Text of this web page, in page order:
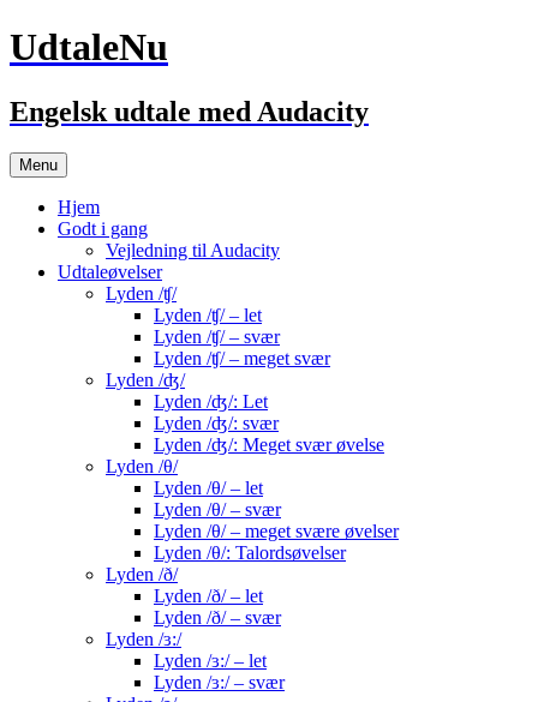
UdtaleNu
Engelsk udtale med Audacity
Menu Hop
til
indhold
Hjem
Godt i gang
Vejledning til Audacity
Udtaleøvelser
Lyden /ʧ/
Lyden /ʧ/ – let
Lyden /ʧ/ – svær
Lyden /ʧ/ – meget svær
Lyden /ʤ/
Lyden /ʤ/: Let
Lyden /ʤ/: svær
Lyden /ʤ/: Meget svær øvelse
Lyden /θ/
Lyden /θ/ – let
Lyden /θ/ – svær
Lyden /θ/ – meget svære øvelser
Lyden /θ/: Talordsøvelser
Lyden /ð/
Lyden /ð/ – let
Lyden /ð/ – svær
Lyden /ɜ:/
Lyden /ɜ:/ – let
Lyden /ɜ:/ – svær